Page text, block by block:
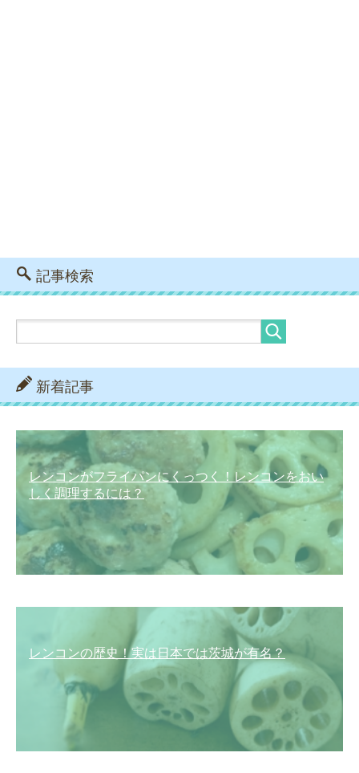
記事検索
新着記事
レンコンがフライパンにくっつく！レンコンをおい
しく調理するには？
レンコンの歴史！実は日本では茨城が有名？